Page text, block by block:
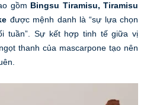
gồm Bingsu Tiramisu, Tiramisu
được mệnh danh là “sự lựa chọn
tuần”. Sự kết hợp tinh tế giữa vị
thanh của mascarpone tạo nên